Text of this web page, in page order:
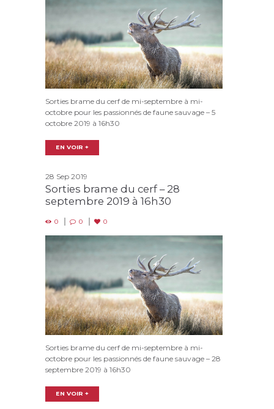
Sorties brame du cerf de mi-septembre à mi-
octobre pour les passionnés de faune sauvage – 5
octobre 2019 à 16h30
EN VOIR +
28 Sep 2019
Sorties brame du cerf – 28
septembre 2019 à 16h30
0 0 0
Sorties brame du cerf de mi-septembre à mi-
octobre pour les passionnés de faune sauvage – 28
septembre 2019 à 16h30
EN VOIR +